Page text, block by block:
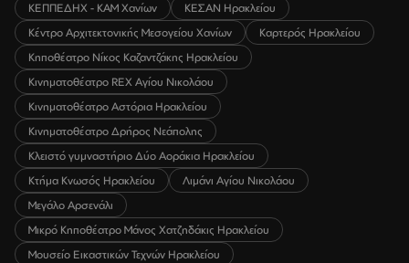
ΚΕΠΠΕΔΗΧ - ΚΑΜ Χανίων
ΚΕΣΑΝ Ηρακλείου
Κέντρο Αρχιτεκτονικής Μεσογείου Χανίων
Καρτερός Ηρακλείου
Κηποθέατρο Νίκος Καζαντζάκης Ηρακλείου
Κινηματοθέατρο REX Αγίου Νικολάου
Κινηματοθέατρο Αστόρια Ηρακλείου
Κινηματοθέατρο Δρήρος Νεάπολης
Κλειστό γυμναστήριο Δύο Αοράκια Ηρακλείου
Κτήμα Κνωσός Ηρακλείου
Λιμάνι Αγίου Νικολάου
Μεγάλο Αρσενάλι
Μικρό Κηποθέατρο Μάνος Χατζηδάκις Ηρακλείου
Μουσείο Εικαστικών Τεχνών Ηρακλείου